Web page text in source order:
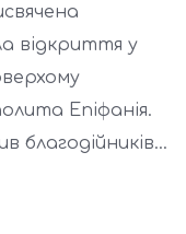
відкриття у
Епіфанія.
благодійників...